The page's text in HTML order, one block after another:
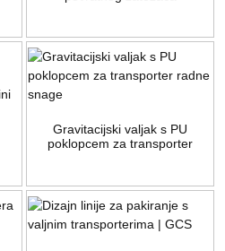
Gravitacijski valjak s PU
poklopcem za transporter